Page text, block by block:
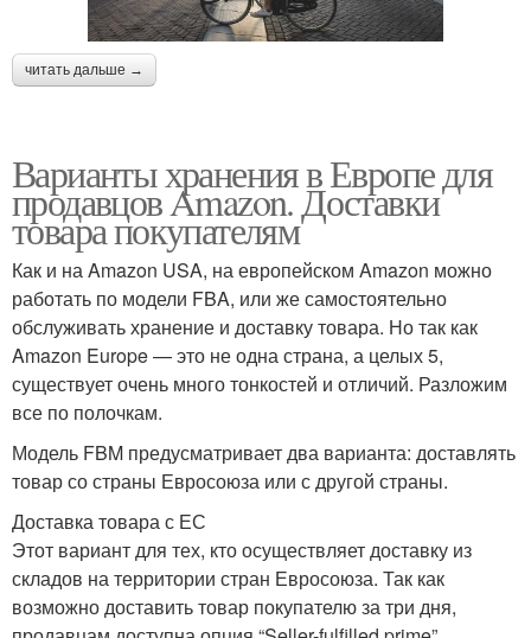
читать дальше →
Варианты хранения в Европе для
продавцов Amazon. Доставки
товара покупателям
Как и на Amazon USA, на европейском Amazon можно
работать по модели FBA, или же самостоятельно
обслуживать хранение и доставку товара. Но так как
Amazon Europe — это не одна страна, а целых 5,
существует очень много тонкостей и отличий. Разложим
все по полочкам.
Модель FBM предусматривает два варианта: доставлять
товар со страны Евросоюза или с другой страны.
Доставка товара с ЕС
Этот вариант для тех, кто осуществляет доставку из
складов на территории стран Евросоюза. Так как
возможно доставить товар покупателю за три дня,